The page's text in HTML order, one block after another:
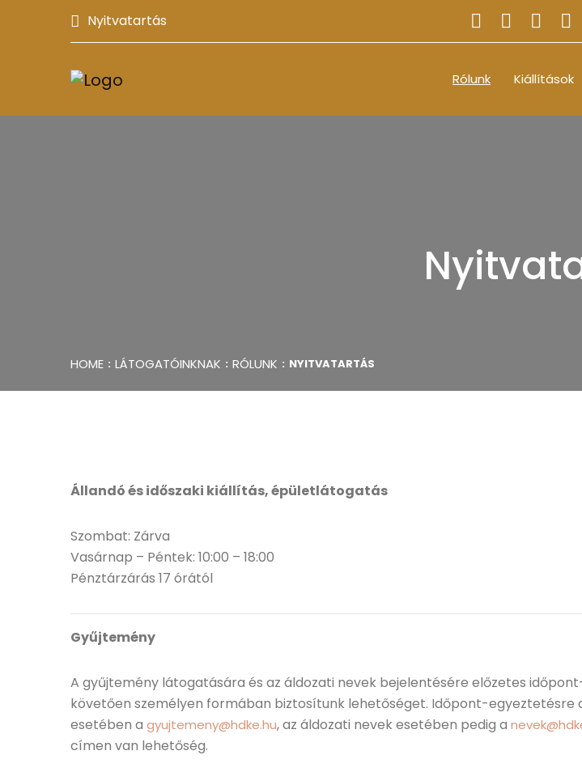
Nyitvatartás
Rólunk Kiállítások
HOME LÁTOGATÓINKNAK RÓLUNK NYITVATARTÁS
Állandó és időszaki kiállítás, épületlátogatás
Szombat: Zárva
Vasárnap – Péntek: 10:00 – 18:00
Pénztárzárás 17 órától
Gyűjtemény
A gyűjtemény látogatására és az áldozati nevek bejelentésére előzetes
követően személyen formában biztosítunk lehetőséget. Időpont-egyeztetésre
esetében a gyujtemeny@hdke.hu, az áldozati nevek esetében pedig a
címen van lehetőség.